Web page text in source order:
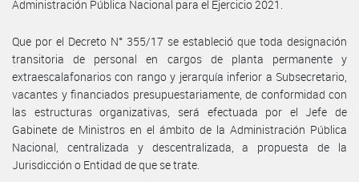
Administración Pública Nacional para el Ejercicio 2021.
Que por el Decreto N° 355/17 se estableció que toda designación
transitoria de personal en cargos de planta permanente y
extraescalafonarios con rango y jerarquía inferior a Subsecretario,
vacantes y financiados presupuestariamente, de conformidad con
las estructuras organizativas, será efectuada por el Jefe de
Gabinete de Ministros en el ámbito de la Administración Pública
Nacional, centralizada y descentralizada, a propuesta de la
Jurisdicción o Entidad de que se trate.